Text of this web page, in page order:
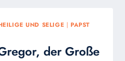
UND SELIGE | PAPST
der Große